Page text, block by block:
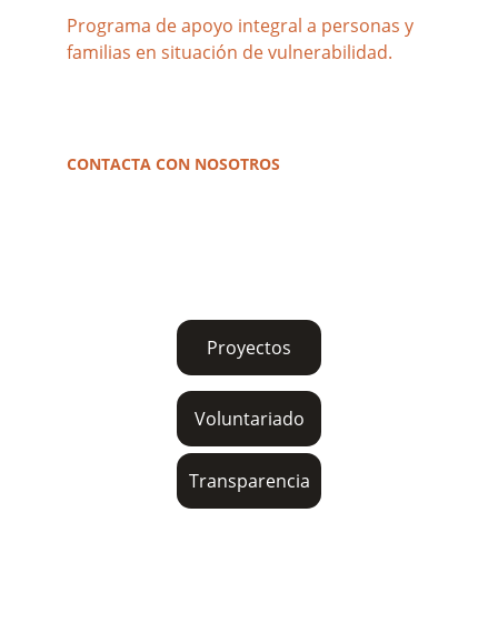
Programa de apoyo integral a personas y
familias en situación de vulnerabilidad.
CONTACTA CON NOSOTROS
Proyectos
Transparencia
Voluntariado